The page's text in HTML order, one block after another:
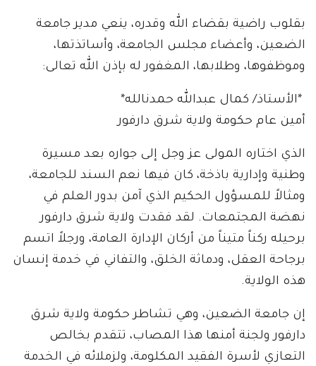
​بقلوب راضية بقضاء الله وقدره، ينعي مدير جامعة
الضعين، وأعضاء مجلس الجامعة، وأساتذتها،
وموظفوها، وطلابها، المغفور له بإذن الله تعالى:
​ *الأستاذ/ كمال عبدالله حمدنالله*
​أمين عام حكومة ولاية شرق دارفور
​الذي اختاره المولى عز وجل إلى جواره بعد مسيرة
وطنية وإدارية باذخة، كان فيها نعم السند للجامعة،
ومثالاً للمسؤول الحكيم الذي آمن بدور العلم في
نهضة المجتمعات. لقد فقدت ولاية شرق دارفور
برحيله ركناً متيناً من أركان الإدارة العامة، ورجلاً اتسم
برجاحة العقل، ودماثة الخلق، والتفاني في خدمة إنسان
هذه الولاية.
​إن جامعة الضعين، وهي تشاطر حكومة ولاية شرق
دارفور ولجنة أمنها هذا المصاب، تتقدم بخالص
التعازي لأسرة الفقيد المكلومة، ولزملائه في الخدمة